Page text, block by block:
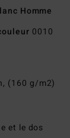
Homme
0010
(160 g/m2)
et le dos